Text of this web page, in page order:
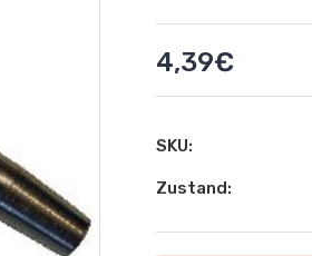
4,39€
SKU:
Zustand: